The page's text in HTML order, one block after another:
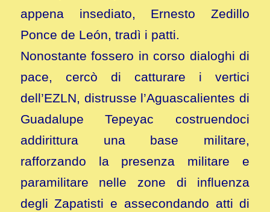
appena insediato, Ernesto Zedillo
Ponce de León, tradì i patti.
Nonostante fossero in corso dialoghi di
pace, cercò di catturare i vertici
dell’EZLN, distrusse l’Aguascalientes di
Guadalupe Tepeyac costruendoci
addirittura una base militare,
rafforzando la presenza militare e
paramilitare nelle zone di influenza
degli Zapatisti e assecondando atti di